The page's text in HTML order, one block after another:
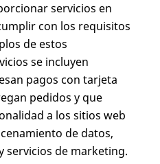
servicios en
con los requisitos
de estos
se incluyen
pagos con tarjeta
pedidos y que
a los sitios web
de datos,
servicios de marketing.